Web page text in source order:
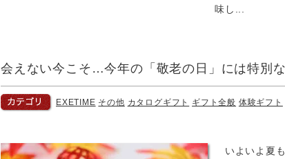
味し...
会えない今こそ…今年の「敬老の日」には特別
EXETIME その他 カタログギフト ギフト全般 体験ギフト
いよいよ夏も